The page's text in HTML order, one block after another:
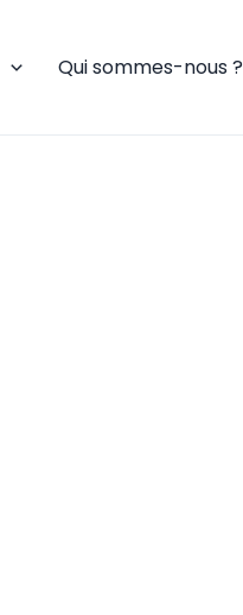
Qui sommes-nous ?